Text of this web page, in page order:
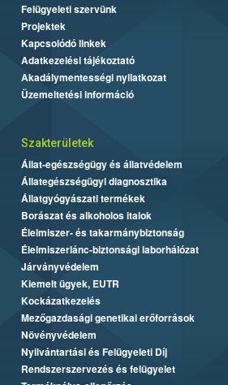
Felügyeleti szervünk
Projektek
Kapcsolódó linkek
Adatkezelési tájékoztató
Akadálymentességi nyilatkozat
Üzemeltetési információ
Szakterületek
Állat-egészségügy és állatvédelem
Állategészségügyi diagnosztika
Állatgyógyászati termékek
Borászat és alkoholos italok
Élelmiszer- és takarmánybiztonság
Élelmiszerlánc-biztonsági laborhálózat
Járványvédelem
Kiemelt ügyek, EUTR
Kockázatkezelés
Mezőgazdasági genetikai erőforrások
Növényvédelem
Nyilvántartási és Felügyeleti Díj
Rendszerszervezés és felügyelet